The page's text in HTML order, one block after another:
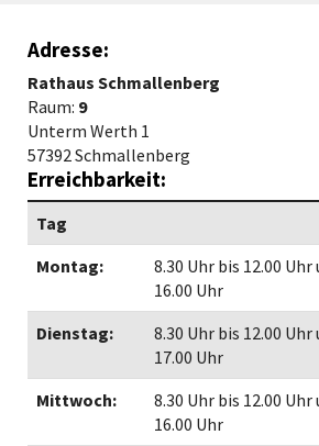
Adresse:
Rathaus Schmallenberg
Raum: 9
Unterm Werth 1
57392 Schmallenberg
Erreichbarkeit:
Tag
Montag:
8.30 Uhr bis 12.00 Uhr
16.00 Uhr
Dienstag:
8.30 Uhr bis 12.00 Uhr
17.00 Uhr
Mittwoch:
8.30 Uhr bis 12.00 Uhr
16.00 Uhr